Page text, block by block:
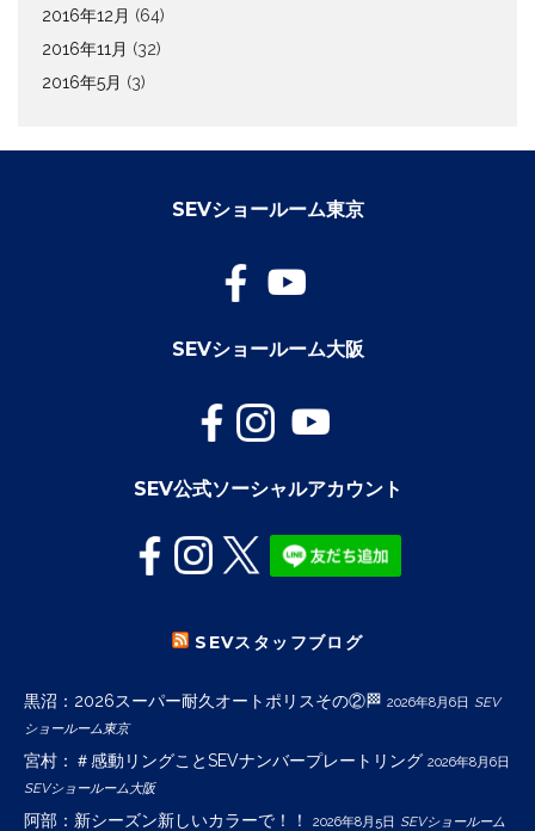
2016年12月 (64)
2016年11月 (32)
2016年5月 (3)
SEVショールーム東京
SEVショールーム大阪
SEV公式ソーシャルアカウント
SEVスタッフブログ
黒沼：2026スーパー耐久オートポリスその②🏁 2026年8月6日 SEV
ショールーム東京
宮村：＃感動リングことSEVナンバープレートリング 2026年8月6日
SEVショールーム大阪
阿部：新シーズン新しいカラーで！！ 2026年8月5日 SEVショールーム